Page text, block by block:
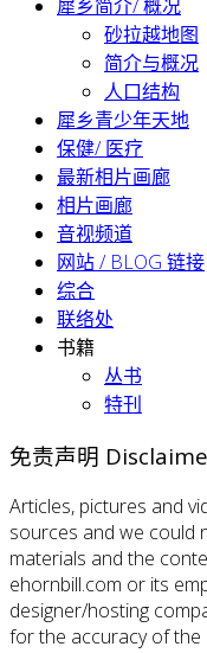
犀乡简介/ 概况
砂拉越地图
简介与概况
人口结构
犀乡青少年天地
保健/ 医疗
最新相片画廊
相片画廊
音视频道
网站 / BLOG 链接
综合
联络处
书籍
丛书
特刊
免责声明
Articles, pictures and
sources and we could
materials and the
ehornbill.com or its
designer/hosting
for the accuracy of the